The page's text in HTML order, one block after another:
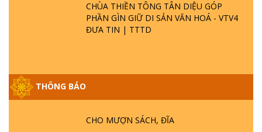
CHÙA THIỀN TÔNG TÂN DIỆU GÓP
PHẦN GÌN GIỮ DI SẢN VĂN HOÁ - VTV4
ĐƯA TIN | TTTD
THÔNG BÁO
CHO MƯỢN SÁCH, ĐĨA
GIẢI ĐÁP ĐẶC BIỆT P25 - SUỐT 49 NĂM
PHẬT KHÔNG NÓI? HỘI LONG HOA LÀ
HỘI GÌ? TỬ VÌ ĐẠO